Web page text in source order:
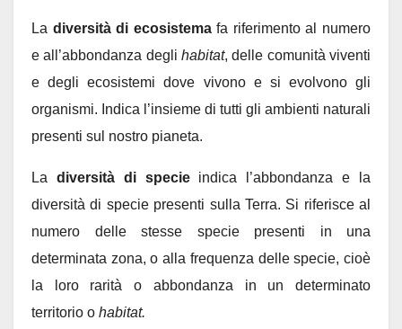
La diversità di ecosistemafa riferimento al numero
e all’abbondanza degli habitat, delle comunità viventi
e degli ecosistemi dove vivono e si evolvono gli
organismi. Indica l’insieme di tutti gli ambienti naturali
presenti sul nostro pianeta.
La diversità di specieindica l’abbondanza e la
diversità di specie presenti sulla Terra. Si riferisce al
numero delle stesse specie presenti in una
determinata zona, o alla frequenza delle specie, cioè
la loro rarità o abbondanza in un determinato
territorio o habitat.